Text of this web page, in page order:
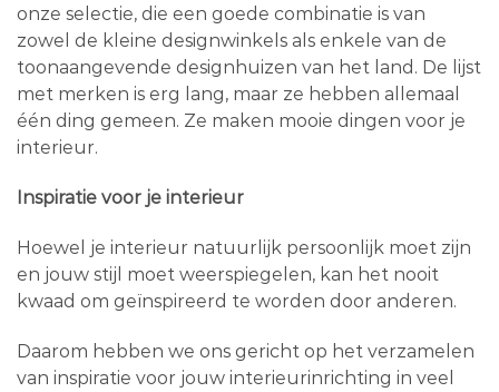
onze selectie, die een goede combinatie is van
zowel de kleine designwinkels als enkele van de
toonaangevende designhuizen van het land. De lijst
met merken is erg lang, maar ze hebben allemaal
één ding gemeen. Ze maken mooie dingen voor je
interieur.
Inspiratie voor je interieur
Hoewel je interieur natuurlijk persoonlijk moet zijn
en jouw stijl moet weerspiegelen, kan het nooit
kwaad om geïnspireerd te worden door anderen.
Daarom hebben we ons gericht op het verzamelen
van inspiratie voor jouw interieurinrichting in veel